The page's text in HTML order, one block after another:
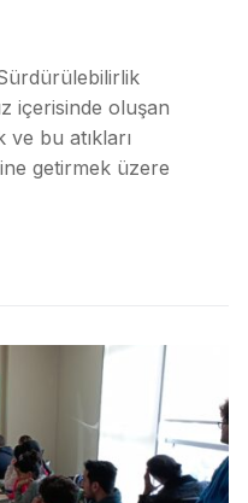
içerisinde oluşan
bu atıkları
getirmek üzere